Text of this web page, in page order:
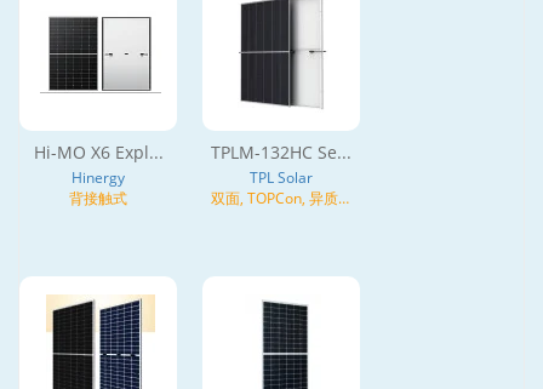
Hi-MO X6 Expl...
Hinergy
背接触式
TPLM-132HC Se...
TPL Solar
双面, TOPCon, 异质结